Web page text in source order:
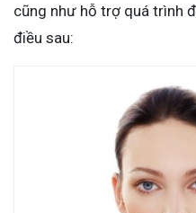
cũng như hỗ trợ quá trình
điều sau: